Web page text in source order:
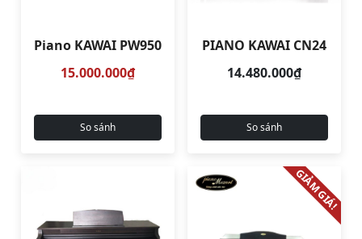
Piano KAWAI PW950
15.000.000₫
So sánh
PIANO KAWAI CN24
14.480.000₫
So sánh
GIẢM GIÁ!